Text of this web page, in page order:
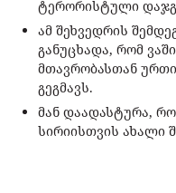
ტერორისტული
ამ შეხვედრის
განუცხადა, რომ
მთავრობასთან
გეგმავს.
მან დაადასტურა,
სირიისთვის ახალი